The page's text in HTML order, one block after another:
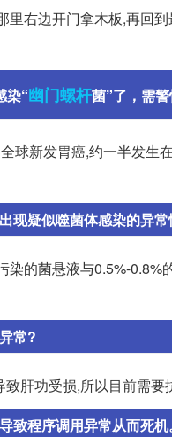
里右边开门拿木板,再回
染“幽门螺杆菌”了，需
球新发胃癌,约一半发生
现疑似噬菌体感染的异
染的菌悬液与0.5%-
常?
肝功受损,所以目前需要
致程序调用异常从而死